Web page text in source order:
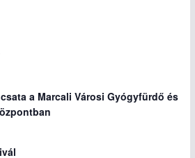
a Marcali Városi Gyógyfürdő és